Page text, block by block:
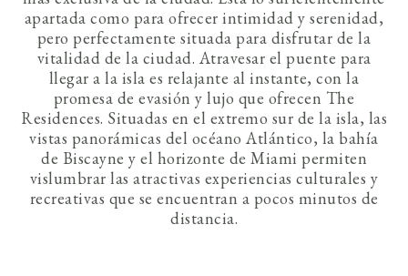
apartada como para ofrecer intimidad y serenidad,
pero perfectamente situada para disfrutar de la
vitalidad de la ciudad. Atravesar el puente para
llegar a la isla es relajante al instante, con la
promesa de evasión y lujo que ofrecen The
Residences. Situadas en el extremo sur de la isla, las
vistas panorámicas del océano Atlántico, la bahía
de Biscayne y el horizonte de Miami permiten
vislumbrar las atractivas experiencias culturales y
recreativas que se encuentran a pocos minutos de
distancia.